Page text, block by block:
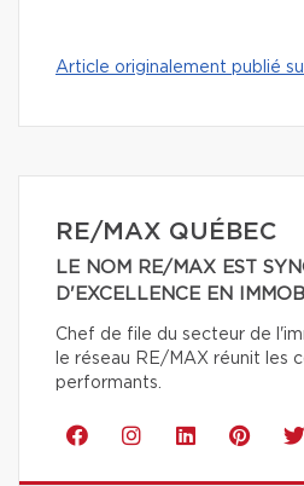
Article originalement publié
RE/MAX QUÉBEC
LE NOM RE/MAX EST
D'EXCELLENCE EN
Chef de file du secteur de
le réseau RE/MAX réunit les
performants.